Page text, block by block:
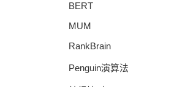
BERT
MUM
RankBrain
Penguin演算法